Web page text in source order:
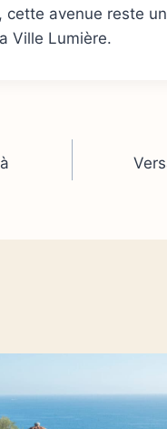
avenue reste
Ville Lumière.